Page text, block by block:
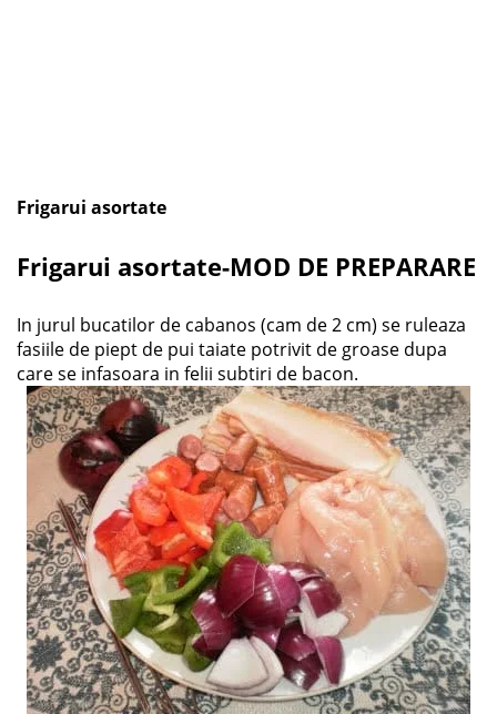
Frigarui asortate
Frigarui asortate-MOD DE PREPARARE
In jurul bucatilor de cabanos (cam de 2 cm) se ruleaza
fasiile de piept de pui taiate potrivit de groase dupa
care se infasoara in felii subtiri de bacon.